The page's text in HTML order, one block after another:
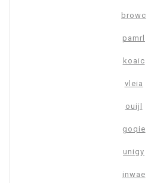
browc
pamrl
koaic
vleia
ouijl
goqie
unigy
inwae